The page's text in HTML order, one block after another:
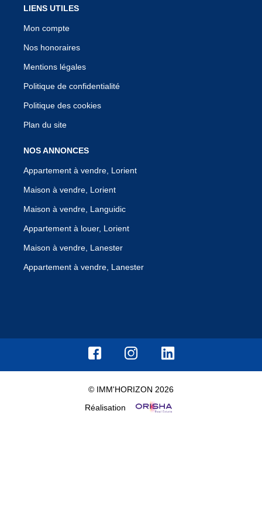
LIENS UTILES
Mon compte
Nos honoraires
Mentions légales
Politique de confidentialité
Politique des cookies
Plan du site
NOS ANNONCES
Appartement à vendre, Lorient
Maison à vendre, Lorient
Maison à vendre, Languidic
Appartement à louer, Lorient
Maison à vendre, Lanester
Appartement à vendre, Lanester
© IMM'HORIZON 2026
Réalisation